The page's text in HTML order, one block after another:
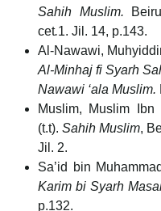
Sahih Muslim.
cet.1. Jil. 14, p.143.
Al-Nawawi,
Al-Minhaj fi Syarh
Nawawi ‘ala Muslim.
Muslim, Muslim Ibn
(t.t). Sahih Muslim,
Jil. 2.
Sa’id bin
Karim bi Syarh
p.132.